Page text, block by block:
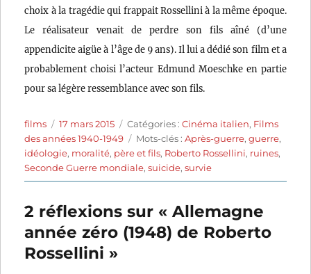
choix à la tragédie qui frappait Rossellini à la même époque.
Le réalisateur venait de perdre son fils aîné (d’une
appendicite aigüe à l’âge de 9 ans). Il lui a dédié son film et a
probablement choisi l’acteur Edmund Moeschke en partie
pour sa légère ressemblance avec son fils.
Auteur
films
Publié
le
17 mars 2015 Catégories
Catégories :Cinéma italien, Films
des années 1940-1949
Étiquettes
Mots-clés :Après-guerre,guerre,
idéologie, moralité, père et fils, Roberto Rossellini, ruines,
Seconde Guerre mondiale,suicide,survie
2 réflexions sur « Allemagne
année zéro (1948) de Roberto
Rossellini »